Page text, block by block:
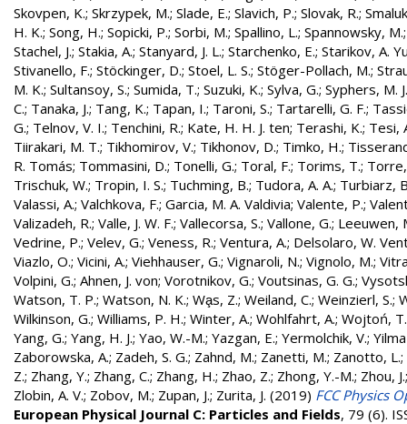
Skovpen, K.; Skrzypek, M.; Slade, E.; Slavich, P.; Slovak, R.;
H. K.; Song, H.; Sopicki, P.; Sorbi, M.; Spallino, L.; Spannowsky, M.
Stachel, J.; Stakia, A.; Stanyard, J. L.; Starchenko, E.; Starikov, A.
Stivanello, F.; Stöckinger, D.; Stoel, L. S.; Stöger-Pollach, M.;
M. K.; Sultansoy, S.; Sumida, T.; Suzuki, K.; Sylva, G.; Syphers, M. J.
C.; Tanaka, J.; Tang, K.; Tapan, I.; Taroni, S.; Tartarelli, G. F.;
G.; Telnov, V. I.; Tenchini, R.; Kate, H. H. J. ten; Terashi, K.; Tesi,
Tiirakari, M. T.; Tikhomirov, V.; Tikhonov, D.; Timko, H.;
R. Tomás; Tommasini, D.; Tonelli, G.; Toral, F.; Torims, T.;
Trischuk, W.; Tropin, I. S.; Tuchming, B.; Tudora, A. A.; Turbiarz,
Valassi, A.; Valchkova, F.; Garcia, M. A. Valdivia; Valente, P.;
Valizadeh, R.; Valle, J. W. F.; Vallecorsa, S.; Vallone, G.; Leeuwen,
Vedrine, P.; Velev, G.; Veness, R.; Ventura, A.; Delsolaro, W.
Viazlo, O.; Vicini, A.; Viehhauser, G.; Vignaroli, N.; Vignolo, M.;
Volpini, G.; Ahnen, J. von; Vorotnikov, G.; Voutsinas, G. G.;
Watson, T. P.; Watson, N. K.; Wa̧s, Z.; Weiland, C.; Weinzierl, S.;
Wilkinson, G.; Williams, P. H.; Winter, A.; Wohlfahrt, A.; Wojtoń, T.
Yang, G.; Yang, H. J.; Yao, W.-M.; Yazgan, E.; Yermolchik, V.;
Zaborowska, A.; Zadeh, S. G.; Zahnd, M.; Zanetti, M.; Zanotto, L.;
Z.; Zhang, Y.; Zhang, C.; Zhang, H.; Zhao, Z.; Zhong, Y.-M.; Zhou, J.
Zlobin, A. V.; Zobov, M.; Zupan, J.; Zurita, J. (2019) FCC Physics
European Physical Journal C: Particles and Fields, 79 (6).